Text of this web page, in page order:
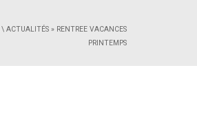
\ ACTUALITÉS » RENTREE VACANCES
PRINTEMPS